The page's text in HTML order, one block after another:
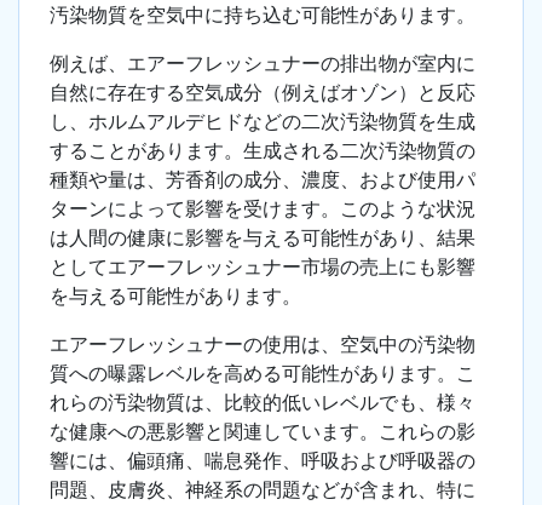
汚染物質を空気中に持ち込む可能性があります。
例えば、エアーフレッシュナーの排出物が室内に
自然に存在する空気成分（例えばオゾン）と反応
し、ホルムアルデヒドなどの二次汚染物質を生成
することがあります。生成される二次汚染物質の
種類や量は、芳香剤の成分、濃度、および使用パ
ターンによって影響を受けます。このような状況
は人間の健康に影響を与える可能性があり、結果
としてエアーフレッシュナー市場の売上にも影響
を与える可能性があります。
エアーフレッシュナーの使用は、空気中の汚染物
質への曝露レベルを高める可能性があります。こ
れらの汚染物質は、比較的低いレベルでも、様々
な健康への悪影響と関連しています。これらの影
響には、偏頭痛、喘息発作、呼吸および呼吸器の
問題、皮膚炎、神経系の問題などが含まれ、特に